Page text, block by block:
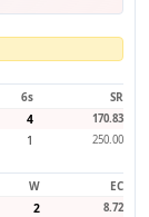
6s
SR
4 170.83
1 250.00
W
EC
2 8.72